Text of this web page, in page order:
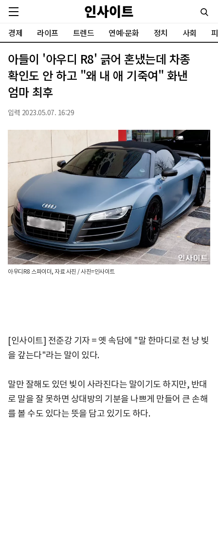
경제 라이프 트렌드 연예·문화 정치 사회
아들이 '아우디 R8' 긁어 혼냈는데 차종
확인도 안 하고 "왜 내 애 기죽여" 화낸
엄마 최후
입력 2023.05.07. 16:29
아우디R8 스파이더, 자료 사진 / 사진=인사이트
[인사이트] 전준강 기자 = 옛 속담에 "말 한마디로 천 냥 빚
을 갚는다"라는 말이 있다.
말만 잘해도 있던 빚이 사라진다는 말이기도 하지만, 반대
로 말을 잘 못하면 상대방의 기분을 나쁘게 만들어 큰 손해
를 볼 수도 있다는 뜻을 담고 있기도 하다.